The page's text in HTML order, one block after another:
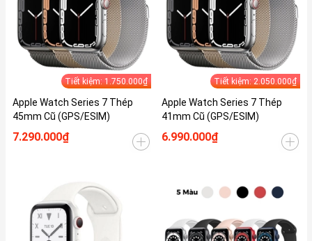
Tiết kiệm: 1.750.000₫
Apple Watch Series 7 Thép
45mm Cũ (GPS/ESIM)
7.290.000₫
Tiết kiệm: 2.050.000₫
Apple Watch Series 7 Thép
41mm Cũ (GPS/ESIM)
6.990.000₫